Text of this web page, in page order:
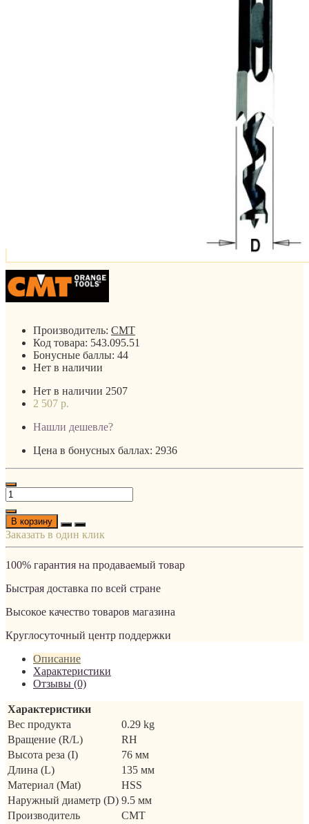
Производитель: CMT
Код товара: 543.095.51
Бонусные баллы: 44
Нет в наличии
Нет в наличии 2507
2 507 р.
Нашли дешевле?
Цена в бонусных баллах: 2936
В корзину
Заказать в один клик
100% гарантия на продаваемый товар
Быстрая доставка по всей стране
Высокое качество товаров магазина
Круглосуточный центр поддержки
Описание
Характеристики
Отзывы (0)
Характеристики
Вес продукта
0.29 kg
Вращение (R/L)
RH
Высота реза (I)
76 мм
Длина (L)
135 мм
Материал (Mat)
HSS
Наружный диаметр (D) 9.5 мм
Производитель
CMT